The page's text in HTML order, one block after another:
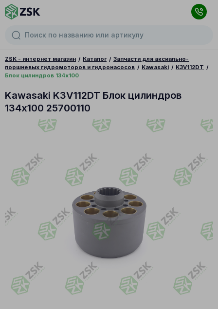
ZSK - интернет магазин Каталог
Запчасти для аксиально-
поршневых гидромоторов и гидронасосов
Kawasaki
K3V112DT
Блок цилиндров 134x100
Kawasaki K3V112DT Блок цилиндров
134x100 25700110